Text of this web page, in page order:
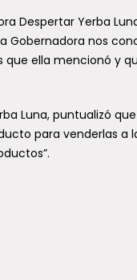
Despertar Yerba
nos
ella mencionó y
Luna, puntualizó
para venderlas a
una
a
los últimos días al
Los Libertadores, el